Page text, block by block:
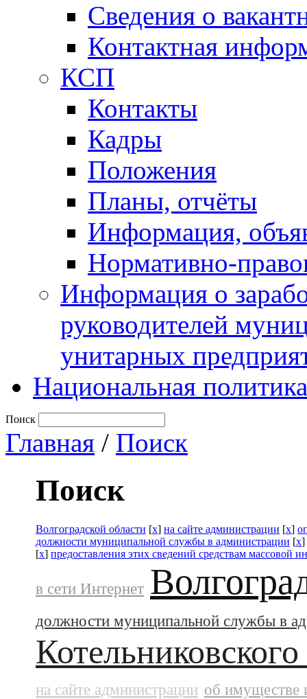
Сведения о
Контактная
КСП
Контакты
Кадры
Положения
Планы, отчёты
Информация,
Нормативно-
Информация о
руководителей
унитарных
Национальная политика
Поиск
Главная / Поиск
Поиск
Волгоградской области [x] на сайте администрации [x]
должности муниципальной службы в администрации [x]
[x] предоставления этих сведений средствам массовой
в сети Интернет
должности муниципальной службы в
на сайте администрации об имуществе